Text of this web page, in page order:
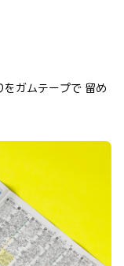
ガムテープで 留め